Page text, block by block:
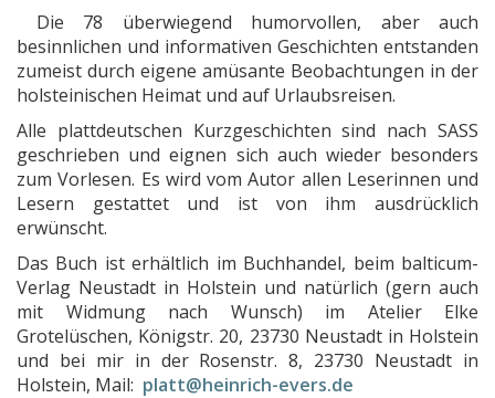
Die 78 überwiegend humorvollen, aber auch
besinnlichen und informativen Geschichten entstanden
zumeist durch eigene amüsante Beobachtungen in der
holsteinischen Heimat und auf Urlaubsreisen.
Alle plattdeutschen Kurzgeschichten sind nach SASS
geschrieben und eignen sich auch wieder besonders
zum Vorlesen. Es wird vom Autor allen Leserinnen und
Lesern gestattet und ist von ihm ausdrücklich
erwünscht.
Das Buch ist erhältlich im Buchhandel, beim balticum-
Verlag Neustadt in Holstein und natürlich (gern auch
mit Widmung nach Wunsch) im Atelier Elke
Grotelüschen, Königstr. 20, 23730 Neustadt in Holstein
und bei mir in der Rosenstr. 8, 23730 Neustadt in
Holstein, Mail: platt@heinrich-evers.de